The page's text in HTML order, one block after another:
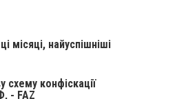
місяці, найуспішніші
схему конфіскації
- FAZ